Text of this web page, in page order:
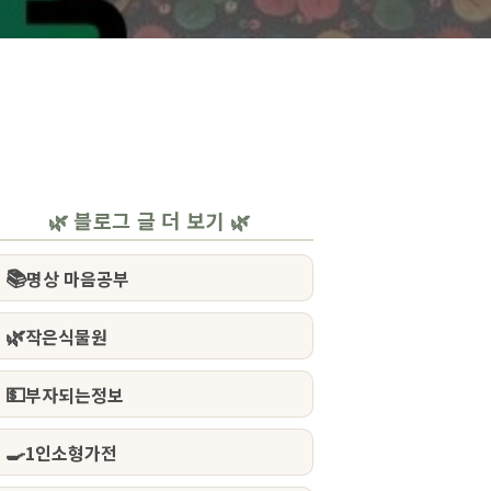
🌿 블로그 글 더 보기 🌿
📚명상 마음공부
🌿작은식물원
💵부자되는정보
🍳1인소형가전